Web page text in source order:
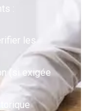
:
les
(si exigée